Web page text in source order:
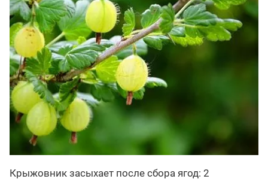
Крыжовник засыхает после сбора ягод: 2